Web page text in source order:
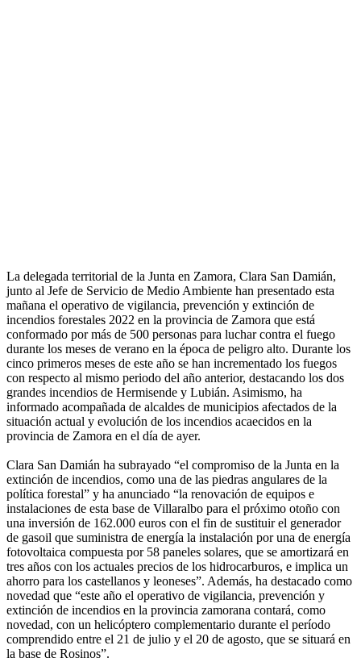
La delegada territorial de la Junta en Zamora, Clara San Damián,
junto al Jefe de Servicio de Medio Ambiente han presentado esta
mañana el operativo de vigilancia, prevención y extinción de
incendios forestales 2022 en la provincia de Zamora que está
conformado por más de 500 personas para luchar contra el fuego
durante los meses de verano en la época de peligro alto. Durante los
cinco primeros meses de este año se han incrementado los fuegos
con respecto al mismo periodo del año anterior, destacando los dos
grandes incendios de Hermisende y Lubián. Asimismo, ha
informado acompañada de alcaldes de municipios afectados de la
situación actual y evolución de los incendios acaecidos en la
provincia de Zamora en el día de ayer.
Clara San Damián ha subrayado “el compromiso de la Junta en la
extinción de incendios, como una de las piedras angulares de la
política forestal” y ha anunciado “la renovación de equipos e
instalaciones de esta base de Villaralbo para el próximo otoño con
una inversión de 162.000 euros con el fin de sustituir el generador
de gasoil que suministra de energía la instalación por una de energía
fotovoltaica compuesta por 58 paneles solares, que se amortizará en
tres años con los actuales precios de los hidrocarburos, e implica un
ahorro para los castellanos y leoneses”. Además, ha destacado como
novedad que “este año el operativo de vigilancia, prevención y
extinción de incendios en la provincia zamorana contará, como
novedad, con un helicóptero complementario durante el período
comprendido entre el 21 de julio y el 20 de agosto, que se situará en
la base de Rosinos”.